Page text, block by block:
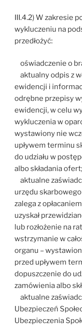
III.4.2) W zakresie
wykluczeniu na
przedłożyć:
oświadczenie o
aktualny odpis z
ewidencji i
odrębne przepisy
ewidencji, w celu
wykluczenia w
wystawiony nie
upływem terminu
do udziału w
albo składania ofert;
aktualne
urzędu
zalega z
uzyskał
lub rozłożenie na
wstrzymanie w
organu –
przed upływem
dopuszczenie do
zamówienia albo
aktualne
Ubezpieczeń
Ubezpieczenia